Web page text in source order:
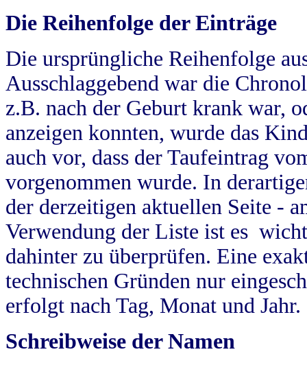
Die Reihenfolge der Einträge
Die ursprüngliche Reihenfolge
Ausschlaggebend war die
z.B. nach der Geburt krank war,
anzeigen konnten, wurde das
auch vor, dass der Taufeintrag
vorgenommen wurde. In
der derzeitigen aktuellen Seite -
Verwendung der Liste ist es
dahinter zu überprüfen. Eine
technischen Gründen nur
erfolgt nach Tag, Monat und Jahr.
Schreibweise der Namen